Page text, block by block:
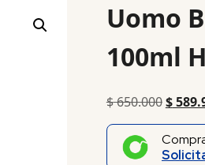
Uomo
100ml
$650.000$